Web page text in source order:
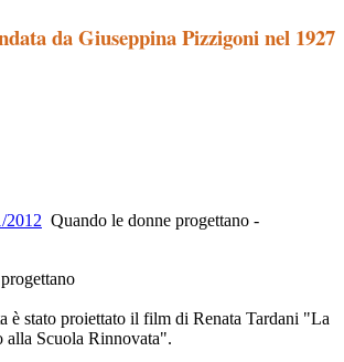
da Giuseppina Pizzigoni nel 1927
2012 Quando le donne progettano -
è stato proiettato il film di Renata Tardani "La
alla Scuola Rinnovata".